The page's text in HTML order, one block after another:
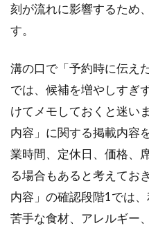
刻が流れに影響するため
す。
溝の口で「予約時に伝え
では、候補を増やしすぎ
けてメモしておくと迷い
内容」に関する掲載内容
業時間、定休日、価格、
る場合もあると考えてお
内容」の確認段階1では
苦手な食材、アレルギー